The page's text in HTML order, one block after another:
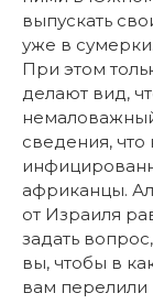
выпускать
уже в
При этом
делают вид,
сведения,
африканцы.
от Израиля
задать
вы, чтобы в
вам перелили